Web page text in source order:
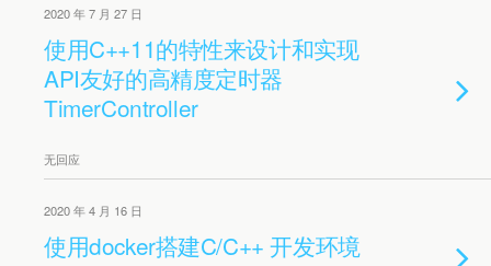
2020 年 7 月 27 日
使用C++11的特性来设计和实现
API友好的高精度定时器
TimerController
无回应
2020 年 4 月 16 日
使用docker搭建C/C++ 开发环境